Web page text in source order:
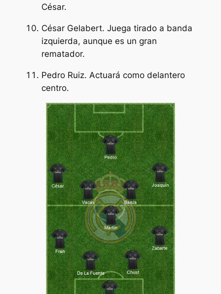
César.
César Gelabert. Juega tirado a banda
izquierda, aunque es un gran
rematador.
Pedro Ruiz. Actuará como delantero
centro.